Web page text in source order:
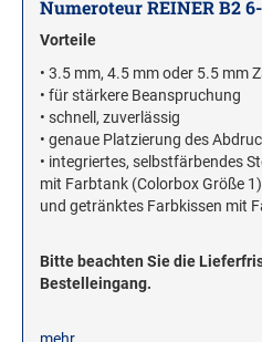
Numeroteur REINER B2
Vorteile
• 3.5 mm, 4.5 mm oder 5.5 mm
• für stärkere Beanspruchung
• schnell, zuverlässig
• genaue Platzierung des
• integriertes, selbstfärbendes
mit Farbtank (Colorbox Größe 1)
und getränktes Farbkissen mit
Bitte beachten Sie die
Bestelleingang.